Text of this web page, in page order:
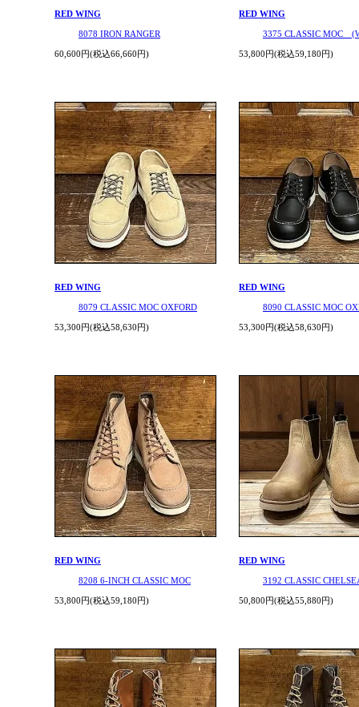
RED WING
8078 IRON RANGER
60,600円(税込66,660円)
RED WING
3375 CLASSIC MOC
53,800円(税込59,180円)
RED WING
8079 CLASSIC MOC OXFORD
53,300円(税込58,630円)
RED WING
8090 CLASSIC MOC
53,300円(税込58,630円)
RED WING
8208 6-INCH CLASSIC MOC
53,800円(税込59,180円)
RED WING
3192 CLASSIC
50,800円(税込55,880円)